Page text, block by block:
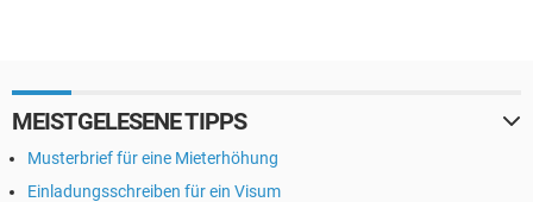
MEISTGELESENE TIPPS
Musterbrief für eine Mieterhöhung
Einladungsschreiben für ein Visum